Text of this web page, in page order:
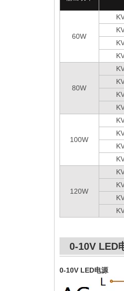
60W
80W
100W
120W
0-10V LED
0-10V LED电源